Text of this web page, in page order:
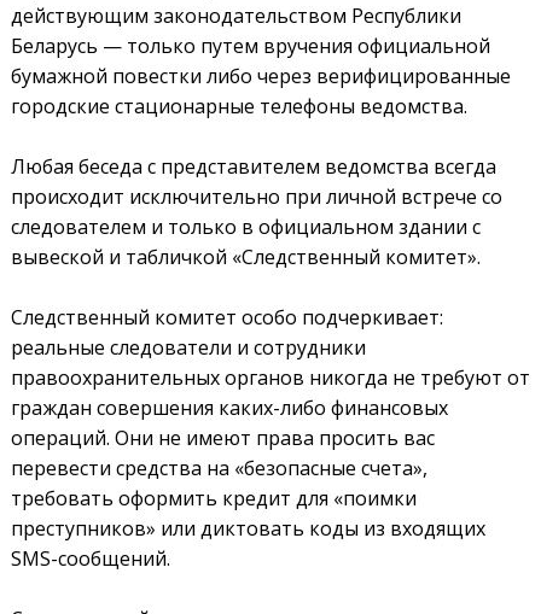
действующим законодательством Республики
Беларусь — только путем вручения официальной
бумажной повестки либо через верифицированные
городские стационарные телефоны ведомства.
Любая беседа с представителем ведомства всегда
происходит исключительно при личной встрече со
следователем и только в официальном здании с
вывеской и табличкой «Следственный комитет».
Следственный комитет особо подчеркивает:
реальные следователи и сотрудники
правоохранительных органов никогда не требуют от
граждан совершения каких-либо финансовых
операций. Они не имеют права просить вас
перевести средства на «безопасные счета»,
требовать оформить кредит для «поимки
преступников» или диктовать коды из входящих
SMS-сообщений.